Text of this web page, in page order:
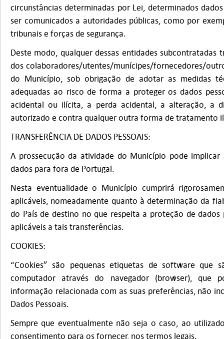
circunstâncias determinadas por Lei, determinados
ser comunicados a autoridades públicas, como por
tribunais e forças de segurança.
Deste modo, qualquer dessas entidades subcontratadas
dos colaboradores/utentes/munícipes/fornecedores/
do Município, sob obrigação de adotar as medidas
adequadas ao risco de forma a proteger os dados
acidental ou ilícita, a perda acidental, a alteração, a
autorizado e contra qualquer outra forma de tratamento
TRANSFERÊNCIA DE DADOS PESSOAIS:
A prossecução da atividade do Município pode implicar
dados para fora de Portugal.
Nesta eventualidade o Município cumprirá
aplicáveis, nomeadamente quanto à determinação da
do País de destino no que respeita a proteção de dados
aplicáveis a tais transferências.
COOKIES:
“Cookies” são pequenas etiquetas de software que
computador através do navegador (browser), que
informação relacionada com as suas preferências, não
Dados Pessoais.
Sempre que eventualmente não seja o caso, ao
consentimento para os fornecer, nos termos legais.